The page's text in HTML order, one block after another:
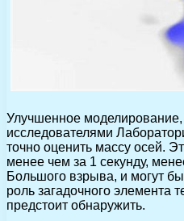
Улучшенное
исследователями
точно оценить массу осей.
менее чем за 1 секунду,
Большого взрыва, и могут
роль загадочного элемента
предстоит обнаружить.